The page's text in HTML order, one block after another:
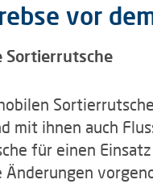
vor
Sortierrutsche
mit ihnen auch
für einen
Änderungen